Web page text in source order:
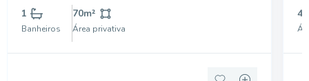
1
Banheiros
70m²
Área privativa
40